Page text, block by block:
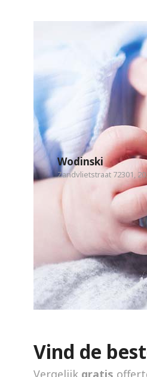
Wodinski
Zandvlietstraat 72301,
Vind de
Vergelijk gratis